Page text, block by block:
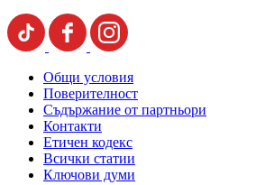
Общи условия
Поверителност
Съдържание от партньори
Контакти
Етичен кодекс
Всички статии
Ключови думи